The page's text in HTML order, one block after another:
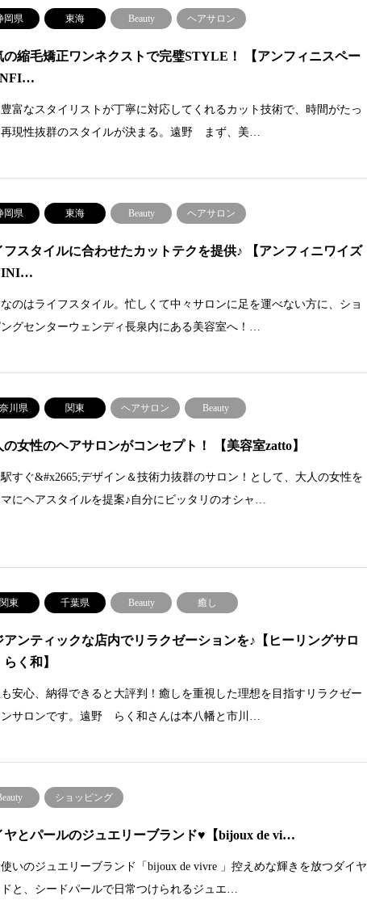
岡県 東海 Beauty ヘアサロン
の縮毛矯正ワンネクストで完璧STYLE！ 【アンフィニスペー
富なスタイリストが丁寧に対応してくれるカット技術で、時間がたっ
現性抜群のスタイルが決まる。遠野 まず、美…
岡県 東海 Beauty ヘアサロン
フスタイルに合わせたカットテクを提供♪ 【アンフィニワイズ
のはライフスタイル。忙しくて中々サロンに足を運べない方に、ショ
ングセンターウェンディ長泉内にある美容室へ！…
川県 関東 ヘアサロン Beauty
の女性のヘアサロンがコンセプト！ 【美容室zatto】
すぐ&#x2665;デザイン＆技術力抜群のサロン！として、大人の女性を
にヘアスタイルを提案♪自分にビッタリのオシャ…
関東 千葉県 Beauty 癒し
アンティックな店内でリラクゼーションを♪【ヒーリングサロ
く和】
安心、納得できると大評判！癒しを重視した理想を目指すリラクゼー
サロンです。遠野 らく和さんは本八幡と市川…
ショッピング
ヤとパールのジュエリーブランド♥【bijoux de vi…
いのジュエリーブランド「bijoux de vivre 」控えめな輝きを放つダイヤ
と、シードパールで日常つけられるジュエ…